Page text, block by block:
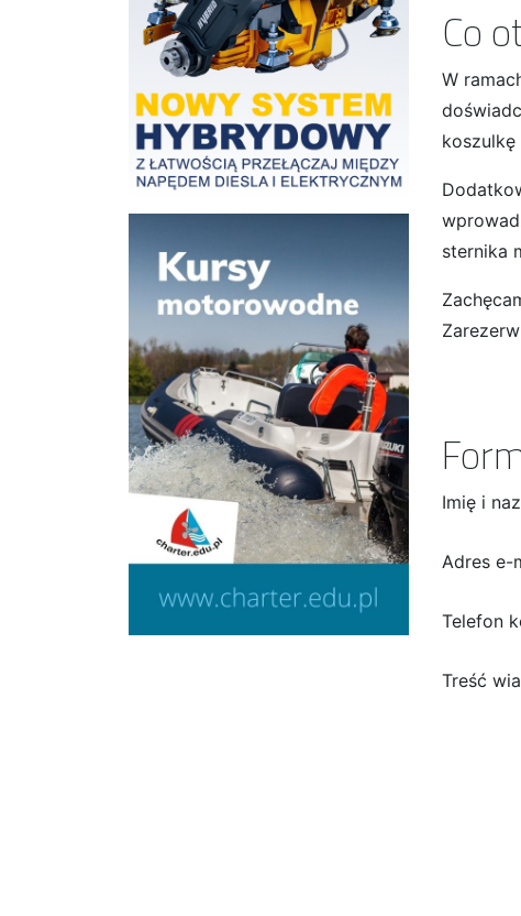
Co
W
koszulkę
sternika
Imię i
Adres e-
Telefon
Treść